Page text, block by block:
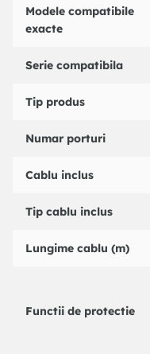
Protectiile incorporate
Specificatii:
Tip produs :
Brand : Borofone
Material: ABS, PC
Conectare :
Iesire curent la un
Iesire totala curent
Dimensiuni produs
Dimensiuni ambalaj
Modele compatibile
exacte
Serie compatibila
Tip produs
Numar porturi
Cablu inclus
Tip cablu inclus
Lungime cablu (m)
Functii de protectie